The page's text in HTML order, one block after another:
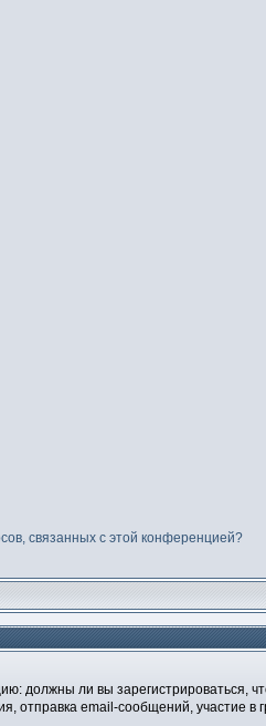
связанных с этой конференцией?
должны ли вы
email-сообщений, участие в